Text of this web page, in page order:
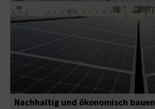
Nachhaltig und ökonomisch bauen